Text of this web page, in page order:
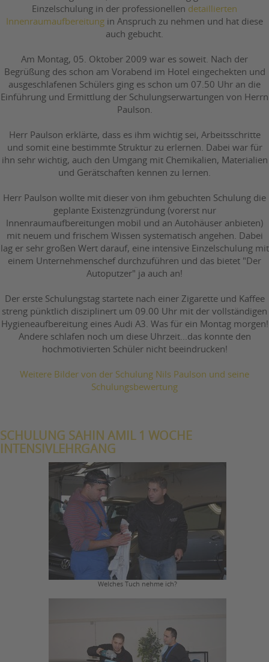
Einzelschulung in der professionellen detaillierten
Innenraumaufbereitung in Anspruch zu nehmen und hat diese
auch gebucht.
Am Montag, 05. Oktober 2009 war es soweit. Nach der
Begrüßung des schon am Vorabend im Hotel eingechekten und
ausgeschlafenen Schülers ging es schon um 07.50 Uhr an die
Einführung und Ermittlung der Schulungserwartungen von Herrn
Paulson.
Herr Paulson erklärte, dass es ihm wichtig sei, Arbeitsschritte
und somit eine bestimmte Struktur zu erlernen. Dabei war für
ihn sehr wichtig, auch den Umgang mit Chemikalien, Materialien
und Gerätschaften kennen zu lernen.
Herr Paulson wollte mit dieser von ihm gebuchten Schulung die
geplante Existenzgründung (vorerst nur
Innenraumaufbereitungen mobil und an Autohäuser anbieten)
mit neuem und frischem Wissen systematisch angehen. Dabei
lag er sehr großen Wert darauf, eine intensive Einzelschulung mit
einem Unternehmenschef durchzuführen und das bietet "Der
Autoputzer" ja auch an!
Der erste Schulungstag startete nach einer Zigarette und Kaffee
streng pünktlich disziplinert um 09.00 Uhr mit der vollständigen
Hygieneaufbereitung eines Audi A3. Was für ein Montag morgen!
Andere schlafen noch um diese Uhrzeit...das konnte den
hochmotivierten Schüler nicht beeindrucken!
Weitere Bilder von der Schulung Nils Paulson und seine
Schulungsbewertung
SCHULUNG SAHIN AMIL 1 WOCHE
INTENSIVLEHRGANG
Welches Tuch nehme ich?